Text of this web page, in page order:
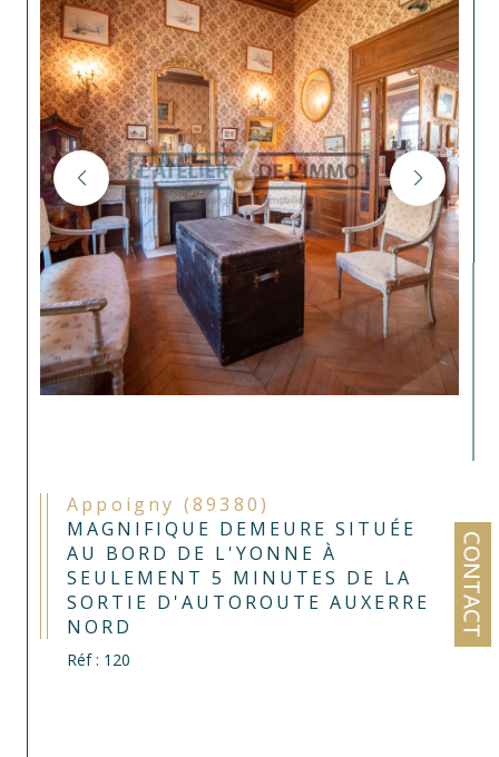
CONTACT
Appoigny (89380)
MAGNIFIQUE DEMEURE SITUÉE
AU BORD DE L'YONNE À
SEULEMENT 5 MINUTES DE LA
SORTIE D'AUTOROUTE AUXERRE
NORD
Réf : 120